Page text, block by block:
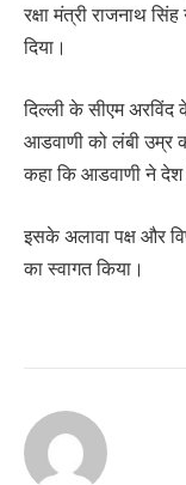
रक्षा मंत्री राजनाथ
दिया।
दिल्ली के सीएम
आडवाणी को लंबी उम्र
कहा कि आडवाणी ने देश
इसके अलावा पक्ष और
का स्वागत किया।